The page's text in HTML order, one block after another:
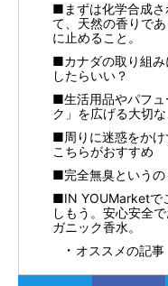
■まずは化学合成さ
て、天然の香りで
に止めること。
■カナダの取り組み
したらいい？
■生活用品やパフュ
ク」を広げる大切
■周りに迷惑をかけ
こちらがおすすめ
■完全無臭というの
■IN YOUMarketで
しもう。安心安全
ガニック香水。
オススメの記事